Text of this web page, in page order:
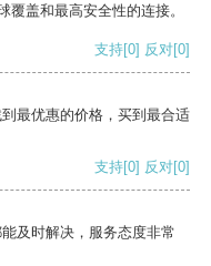
盖和最高安全性的连接。
支持[0] 反对[0]
最优惠的价格，买到最合适
支持[0] 反对[0]
及时解决，服务态度非常